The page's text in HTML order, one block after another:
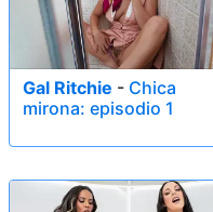
Gal Ritchie - Chica
mirona: episodio 1